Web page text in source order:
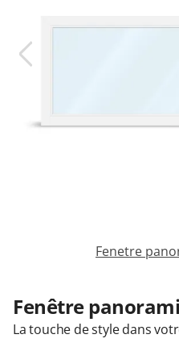
M'identifier
Conseils gratuits
Fenetre
Fenêtre
La touche de style dans